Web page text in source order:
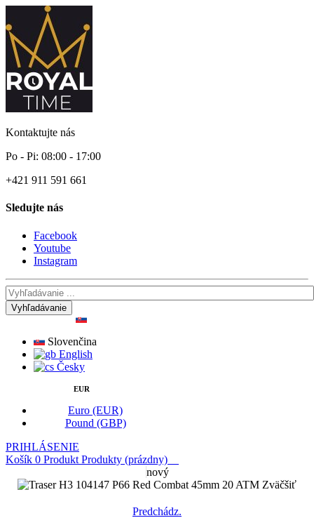
Kontaktujte nás
Po - Pi: 08:00 - 17:00
+421 911 591 661
Sledujte nás
Facebook
Youtube
Instagram
Vyhľadávanie
Slovenčina
English
Česky
EUR
Euro (EUR)
Pound (GBP)
PRIHLÁSENIE
Košík 0 Produkt Produkty (prázdny)
nový
Zväčšiť
Predchádz.